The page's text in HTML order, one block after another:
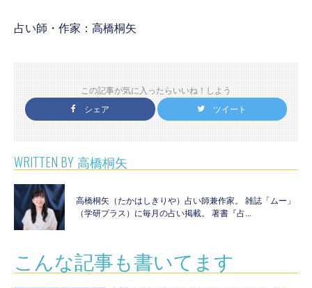
占い師・作家：高橋桐矢
この記事が気に入ったらいいね！しよう
シェア
ツイート
WRITTEN BY 高橋桐矢
高橋桐矢（たかはしきりや）占い師兼作家。 雑誌「ムー」
（学研プラス）に毎月の占い掲載。 著書『占...
こんな記事も書いてます